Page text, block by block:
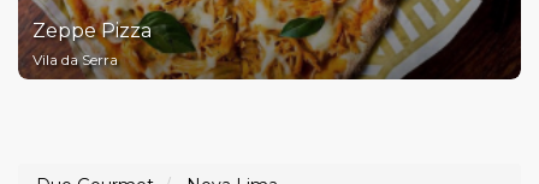
Zeppe Pizza
Vila da Serra